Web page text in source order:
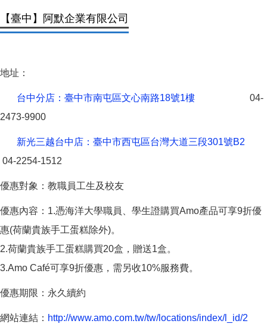
【臺中】阿默企業有限公司
地址：
台中分店：臺中市南屯區文心南路18號1樓 04-
2473-9900
新光三越台中店：臺中市西屯區台灣大道三段301號B2
04-2254-1512
優惠對象：教職員工生及校友
優惠內容：1.憑海洋大學職員、學生證購買Amo產品可享9折優
惠(荷蘭貴族手工蛋糕除外)。
2.荷蘭貴族手工蛋糕購買20盒，贈送1盒。
3.Amo Café可享9折優惠，需另收10%服務費。
優惠期限：永久續約
網站連結： http://www.amo.com.tw/tw/locations/index/l_id/2